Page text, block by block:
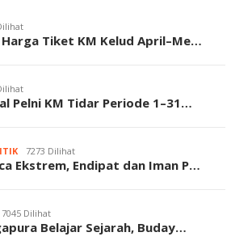
Harga Tiket KM Kelud April–Me…
Pelni KM Tidar Periode 1–31…
7273 Dilihat
Ekstrem, Endipat dan Iman P…
7045 Dilihat
Belajar Sejarah, Buday…